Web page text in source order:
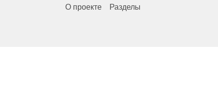
О проекте Разделы